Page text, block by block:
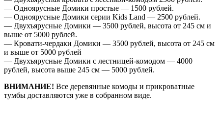
— Одноярусные Домики простые — 1500 рублей.
— Одноярусные Домики серии Kids Land — 2500 рублей.
— Двухъярусные Домики — 3500 рублей, высота от 245 см и
выше от 5000 рублей.
— Кровати-чердаки Домики — 3500 рублей, высота от 245 см
и выше от 5000 рублей
— Двухъярусные Домики с лестницей-комодом — 4000
рублей, высота выше 245 см — 5000 рублей.
ВНИМАНИЕ! Все деревянные комоды и прикроватные
тумбы доставляются уже в собранном виде.